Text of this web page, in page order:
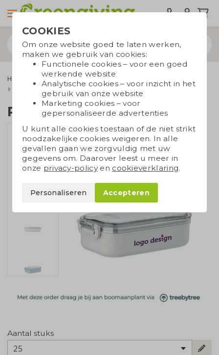
Home & Living
Keuken relatiegeschenken
Broodtrommels en besteksets
PP lunchbox
PP lunchbox
Aantal stuks
25
COOKIES
Om onze website goed te laten werken,
maken we gebruik van cookies:
Functionele cookies – voor een goed
werkende website
Analytische cookies – voor inzicht in het
gebruik van onze website
Marketing cookies – voor
gepersonaliseerde advertenties
U kunt alle cookies toestaan of de niet strikt
noodzakelijke cookies weigeren. In alle
gevallen gaan we zorgvuldig met uw
gegevens om. Daarover leest u meer in
onze privacy-policyen cookieverklaring.
Personaliseren Accepteren